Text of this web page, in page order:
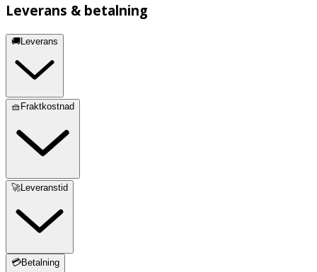
Leverans & betalning
🚚Leverans
🧺Fraktkostnad
🚀Leveranstid
💳Betalning